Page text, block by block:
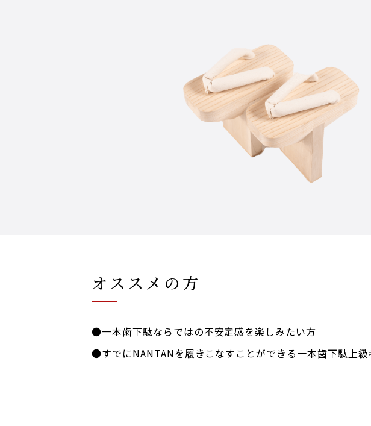
オススメの方
●一本歯下駄ならではの不安定感を楽しみたい方
●すでにNANTANを履きこなすことができる一本歯下駄上級